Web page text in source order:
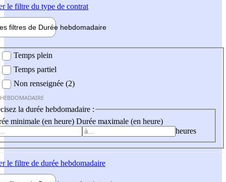
le filtre du type de contrat
filtres de Durée hebdomadaire
Temps plein
Temps partiel
Non renseignée (2)
la durée hebdomadaire :
minimale (en heure) Durée maximale (en heure)
heures
le filtre de durée hebdomadaire